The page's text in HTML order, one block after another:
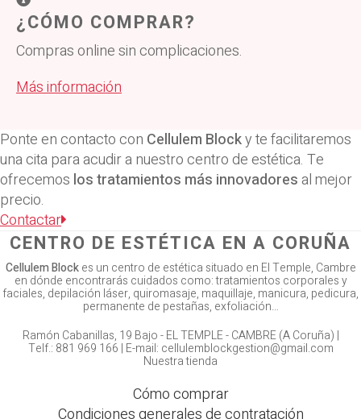
¿CÓMO COMPRAR?
Compras online sin complicaciones.
Más información
Ponte en contacto con Cellulem Blocky te facilitaremos
una cita para acudir a nuestro centro de estética. Te
ofrecemos los tratamientos más innovadoresal mejor
precio.
Contactar
CENTRO DE ESTÉTICA EN A CORUÑA
Cellulem Blockes un centro de estética situado en El Temple, Cambre
en dónde encontrarás cuidados como: tratamientos corporales y
faciales, depilación láser, quiromasaje, maquillaje, manicura, pedicura,
permanente de pestañas, exfoliación…
Ramón Cabanillas, 19 Bajo -EL TEMPLE - CAMBRE (A Coruña) |
Telf.: 881 969 166 | E-mail: cellulemblockgestion@gmail.com
Nuestra tienda
Cómo comprar
Condiciones generales de contratación